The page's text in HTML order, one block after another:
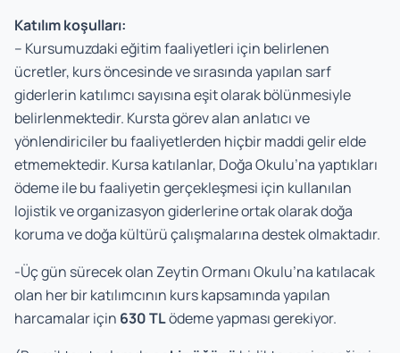
Katılım koşulları:
– Kursumuzdaki eğitim faaliyetleri için belirlenen
ücretler, kurs öncesinde ve sırasında yapılan sarf
giderlerin katılımcı sayısına eşit olarak bölünmesiyle
belirlenmektedir. Kursta görev alan anlatıcı ve
yönlendiriciler bu faaliyetlerden hiçbir maddi gelir elde
etmemektedir. Kursa katılanlar, Doğa Okulu’na yaptıkları
ödeme ile bu faaliyetin gerçekleşmesi için kullanılan
lojistik ve organizasyon giderlerine ortak olarak doğa
koruma ve doğa kültürü çalışmalarına destek olmaktadır.
-Üç gün sürecek olan Zeytin Ormanı Okulu’na katılacak
olan her bir katılımcının kurs kapsamında yapılan
harcamalar için 630 TLödeme yapması gerekiyor.